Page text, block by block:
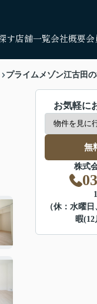
す店舗一覧会社概要会
プライムメゾン江古田
お気軽に
無
株式
（休：水曜
暇(12